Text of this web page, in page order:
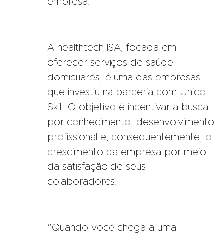
empresa.
A healthtech ISA, focada em
oferecer serviços de saúde
domiciliares, é uma das empresas
que investiu na parceria com Unico
Skill. O objetivo é incentivar a busca
por conhecimento, desenvolvimento
profissional e, consequentemente, o
crescimento da empresa por meio
da satisfação de seus
colaboradores.
“Quando você chega a uma